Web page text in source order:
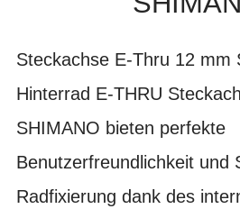
Steckachse E-Thru 12 mm
Hinterrad E-THRU
SHIMANO bieten perfekte
Benutzerfreundlichkeit und
Radfixierung dank des